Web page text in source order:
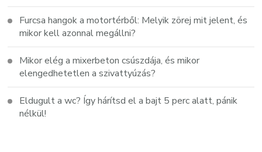
Furcsa hangok a motortérből: Melyik zörej mit jelent, és
mikor kell azonnal megállni?
Mikor elég a mixerbeton csúszdája, és mikor
elengedhetetlen a szivattyúzás?
Eldugult a wc? Így hárítsd el a bajt 5 perc alatt, pánik
nélkül!